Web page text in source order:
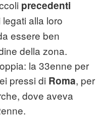
precedenti
alla loro
essere ben
della zona.
la 33enne per
pressi di Roma, per
dove aveva